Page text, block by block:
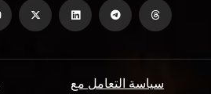
سياسة التعامل مع